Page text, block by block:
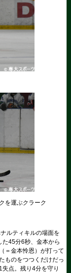
を運ぶクラーク
ルティキルの場面を
45分6秒、金本から
＝金本怜恩）が打って
ものをつつくだけだっ
点。残り4分を守り